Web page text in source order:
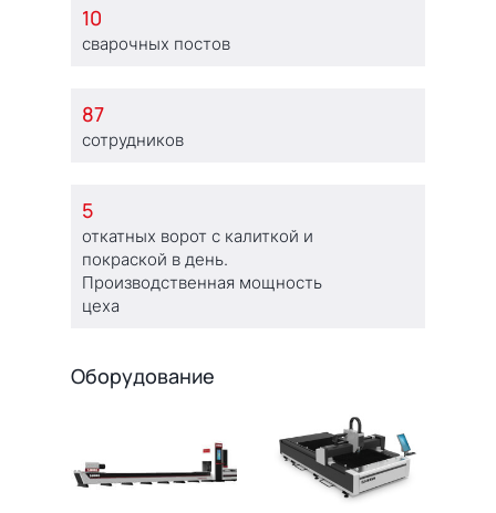
10
сварочных постов
87
сотрудников
5
откатных ворот с калиткой и
покраской в день.
Производственная мощность
цеха
Оборудование